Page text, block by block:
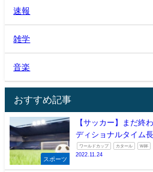
速報
雑学
音楽
おすすめ記事
スポーツ
【サッカー】まだ終
ディショナルタイム
ワールドカップ カタール W杯
2022.11.24